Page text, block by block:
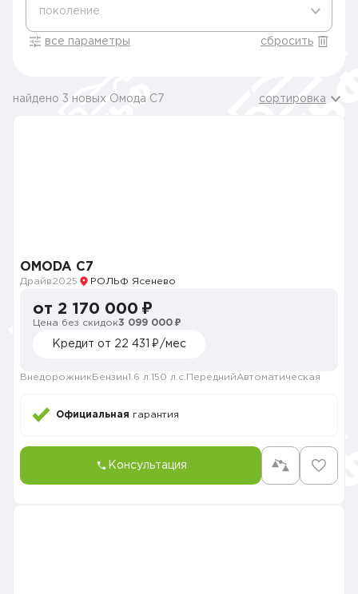
поколение
все параметры сбросить
найдено 3 новых Омода C7 сортировка
OMODA C7
Драйв2025 РОЛЬФ Ясенево
от 2 170 000 ₽
Цена без скидок3 099 000 ₽
Кредит от 22 431 ₽/мес
Внедорожник Бензин1.6 л. 150 л.с. ПереднийАвтоматическая
Официальная гарантия
Консультация